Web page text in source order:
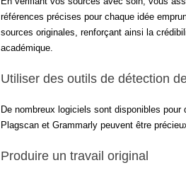
références précises pour chaque idée
sources originales, renforçant ainsi la
académique.
Utiliser des outils de détection
De nombreux logiciels sont disponibles
Plagscan et Grammarly peuvent être
Produire un travail original